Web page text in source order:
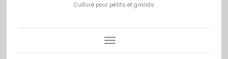
Culture pour petits et grands
Toggle
Navigation